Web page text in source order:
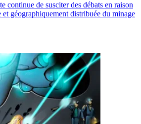
continue de susciter des débats en raison
et géographiquement distribuée du minage